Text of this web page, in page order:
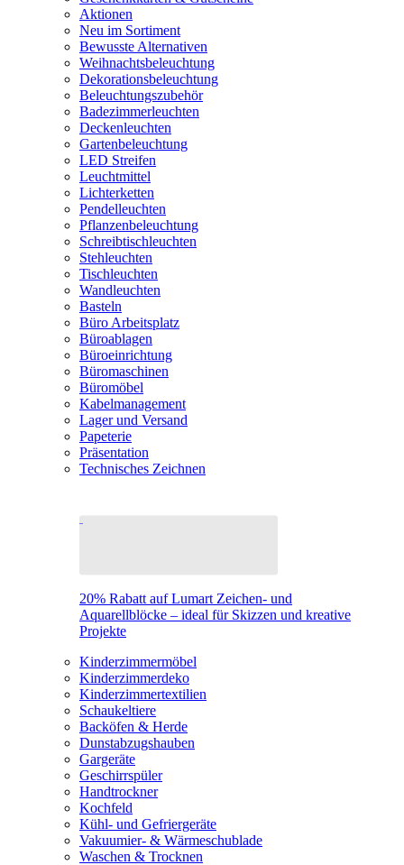
Aktionen
Neu im Sortiment
Bewusste Alternativen
Weihnachtsbeleuchtung
Dekorationsbeleuchtung
Beleuchtungszubehör
Badezimmerleuchten
Deckenleuchten
Gartenbeleuchtung
LED Streifen
Leuchtmittel
Lichterketten
Pendelleuchten
Pflanzenbeleuchtung
Schreibtischleuchten
Stehleuchten
Tischleuchten
Wandleuchten
Basteln
Büro Arbeitsplatz
Büroablagen
Büroeinrichtung
Büromaschinen
Büromöbel
Kabelmanagement
Lager und Versand
Papeterie
Präsentation
Technisches Zeichnen
20% Rabatt auf Lumart Zeichen- und
Aquarellblöcke – ideal für Skizzen und kreative
Projekte
Kinderzimmermöbel
Kinderzimmerdeko
Kinderzimmertextilien
Schaukeltiere
Backöfen & Herde
Dunstabzugshauben
Gargeräte
Geschirrspüler
Handtrockner
Kochfeld
Kühl- und Gefriergeräte
Vakuumier- & Wärmeschublade
Waschen & Trocknen